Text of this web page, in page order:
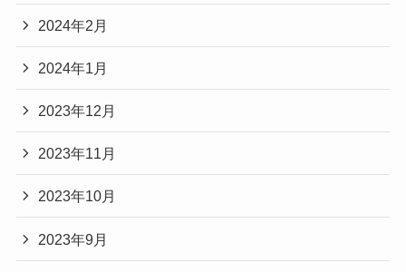
2024年2月
2024年1月
2023年12月
2023年11月
2023年10月
2023年9月